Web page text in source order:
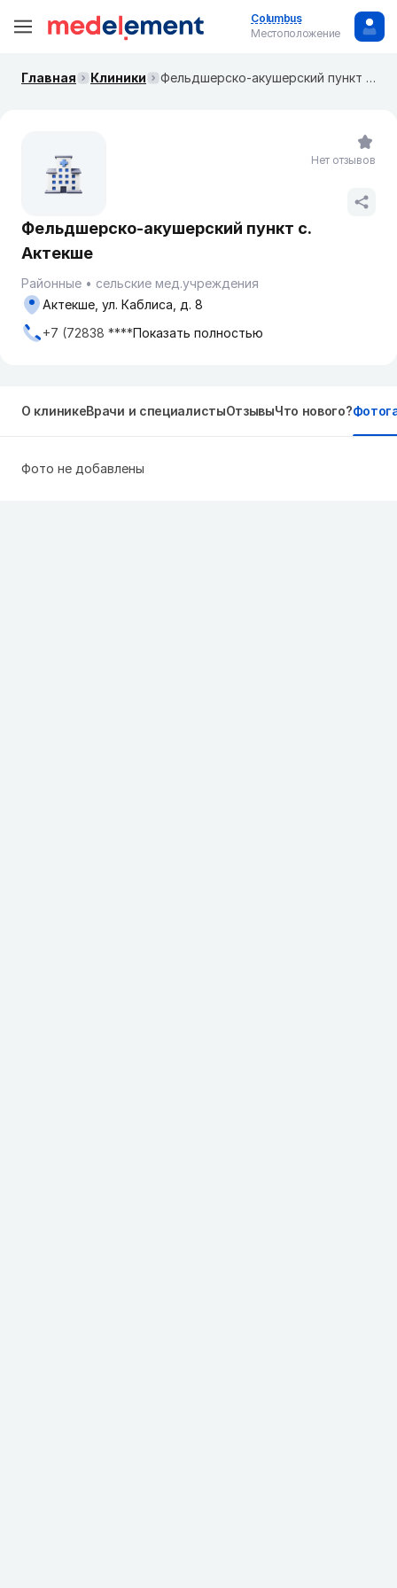
Columbus
Местоположение
Главная Клиники Фельдшерско-акушерский пункт с. Актекше
Фельдшерско-акушерский пункт с.
Актекше
Районные
сельские мед.учреждения
Актекше, ул. Каблиса, д. 8
+7 (72838 ****Показать полностью
Нет отзывов
О клиникеВрачи и специалистыОтзывыЧто нового?
Фото не добавлены